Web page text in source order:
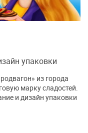
упаковки
из города
марку сладостей.
и дизайн упаковки